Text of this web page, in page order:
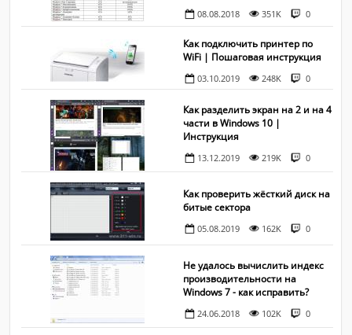
08.08.2018 351K 0
Как подключить принтер по
WiFi | Пошаговая инструкция
03.10.2019 248K 0
Как разделить экран на 2 и на 4
части в Windows 10 |
Инструкция
13.12.2019 219K 0
Как проверить жёсткий диск на
битые сектора
05.08.2019 162K 0
Не удалось вычислить индекс
производительности на
Windows 7 - как исправить?
24.06.2018 102K 0